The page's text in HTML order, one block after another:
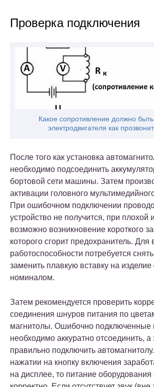
Проверка подключения
Какое сопротивление должно
электродвигателя как
После того как установка
необходимо подсоединить
бортовой сети машины. Затем
активации головного
При ошибочном подключении
устройство не получится, при плохой
возможно возникновение короткого
которого сгорит предохранитель. Для
работоспособности потребуется
заменить плавкую вставку на
номиналом.
Затем рекомендуется проверить
соединения шнуров питания по
магнитолы. Ошибочно подключенные
необходимо аккуратно отсоединить, а
правильно подключить
нажатии на кнопку включения
на дисплее, то питание